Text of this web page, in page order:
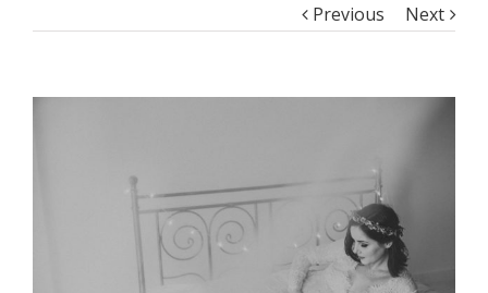
Previous Next